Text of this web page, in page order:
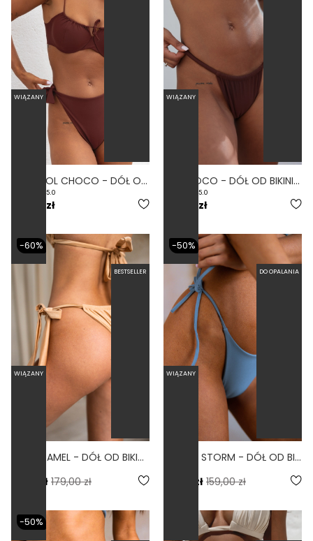
CONTROL CHOCO - DÓŁ OD BIKINI WYSOKI STAN WIĄZANY WYCIĘTY BRĄZOWY
5.0
159,00 zł
TIE CHOCO - DÓŁ OD BIKINI WIĄZANY WYCIĘTY BRĄZOWY
5.0
179,00 zł
WIĄZANY
BESTSELLER
-60%
TIE CARAMEL - DÓŁ OD BIKINI WIĄZANY WYCIĘT KARMELOWY
71,60 zł 179,00 zł
WIĄZANY
DO OPALANIA
-50%
THONG STORM - DÓŁ OD BIKINI WYCIĘTY WIĄZANY NIEBIESKI
79,50 zł 159,00 zł
WIĄZANY
-50%
WIĄZANY